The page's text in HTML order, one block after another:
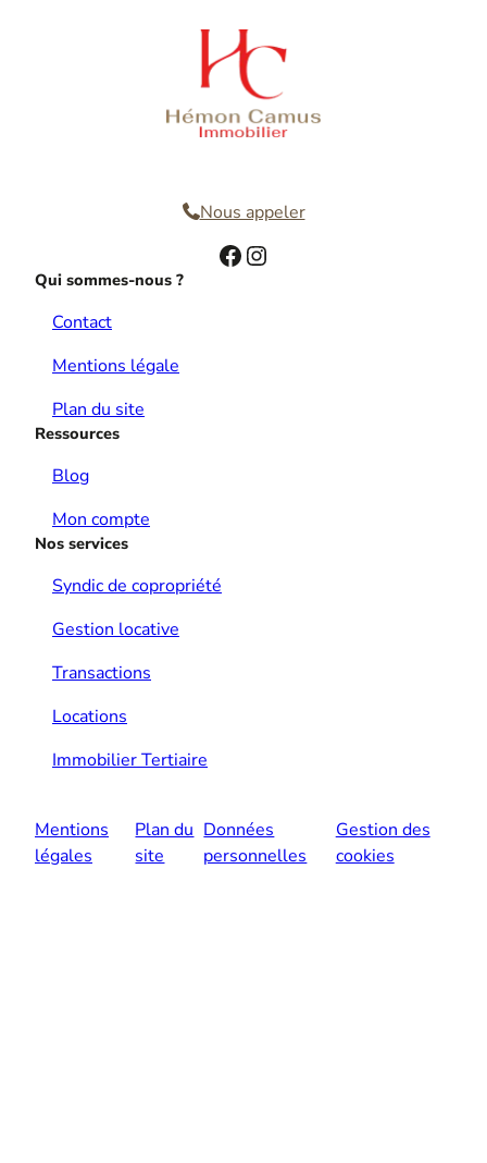
Nous appeler
Facebook Instagram
Qui sommes-nous ?
Contact
Mentions légale
Plan du site
Ressources
Blog
Mon compte
Nos services
Syndic de copropriété
Gestion locative
Transactions
Locations
Immobilier Tertiaire
Mentions
légales
Plan du
site
Données
personnelles
Gestion des
cookies